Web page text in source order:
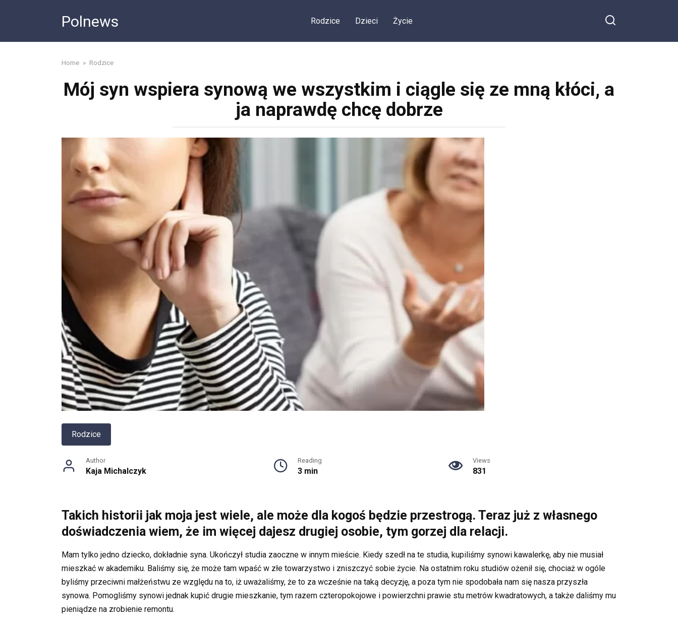
Polnews Rodzice Dzieci Życie
Home » Rodzice
Mój syn wspiera synową we wszystkim i ciągle się ze mną kłóci, a
ja naprawdę chcę dobrze
Rodzice
Author
Kaja Michalczyk
Reading
3 min
Views
831
Takich historii jak moja jest wiele, ale może dla kogoś będzie przestrogą. Teraz już z własnego
doświadczenia wiem, że im więcej dajesz drugiej osobie, tym gorzej dla relacji.
Mam tylko jedno dziecko, dokładnie syna. Ukończył studia zaoczne w innym mieście. Kiedy szedł na te studia, kupiliśmy synowi kawalerkę, aby nie musiał
mieszkać w akademiku. Baliśmy się, że może tam wpaść w złe towarzystwo i zniszczyć sobie życie. Na ostatnim roku studiów ożenił się, chociaż w ogóle
byliśmy przeciwni małżeństwu ze względu na to, iż uważaliśmy, że to za wcześnie na taką decyzję, a poza tym nie spodobała nam się nasza przyszła
synowa. Pomogliśmy synowi jednak kupić drugie mieszkanie, tym razem czteropokojowe i powierzchni prawie stu metrów kwadratowych, a także daliśmy mu
pieniądze na zrobienie remontu.